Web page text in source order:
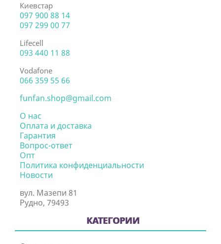
Киевстар
097 900 88 14
097 299 00 77
Lifecell
093 440 11 88
Vodafone
066 359 55 66
funfan.shop@gmail.com
О нас
Оплата и доставка
Гарантия
Вопрос-ответ
Опт
Политика конфиденциальности
Новости
вул. Мазепи 81
Рудно, 79493
КАТЕГОРИИ